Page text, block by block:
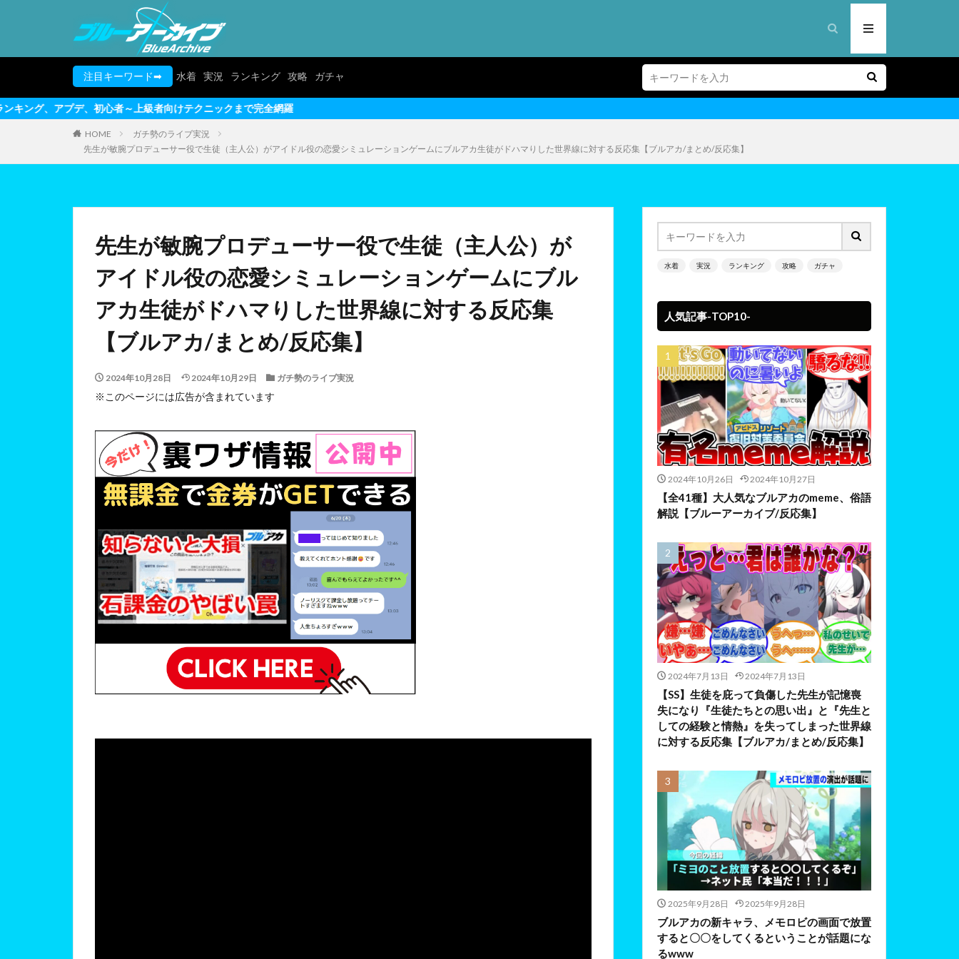
注目キーワード➡ 水着 実況 ランキング 攻略 ガチャ
者～上級者向けテクニックまで完全網羅
HOME
ガチ勢のライブ実況
先生が敏腕プロデューサー役で生徒（主人公）がアイドル役の恋愛シミュレーションゲームにブルアカ生徒がドハマりした世界線に対する反応集【ブルアカ/まとめ/反応集】
先生が敏腕プロデューサー役で生徒（主人公）が
アイドル役の恋愛シミュレーションゲームにブル
アカ生徒がドハマりした世界線に対する反応集
【ブルアカ/まとめ/反応集】
2024年10月28日 2024年10月29日 ガチ勢のライブ実況
※このページには広告が含まれています
水着 実況 ランキング 攻略 ガチャ
人気記事-TOP10-
2024年10月26日 2024年10月27日
【全41種】大人気なブルアカのmeme、俗語
解説【ブルーアーカイブ/反応集】
2024年7月13日 2024年7月13日
【SS】生徒を庇って負傷した先生が記憶喪
失になり『生徒たちとの思い出』と『先生と
しての経験と情熱』を失ってしまった世界線
に対する反応集【ブルアカ/まとめ/反応集】
2025年9月28日 2025年9月28日
ブルアカの新キャラ、メモロビの画面で放置
すると〇〇をしてくるということが話題にな
るwww